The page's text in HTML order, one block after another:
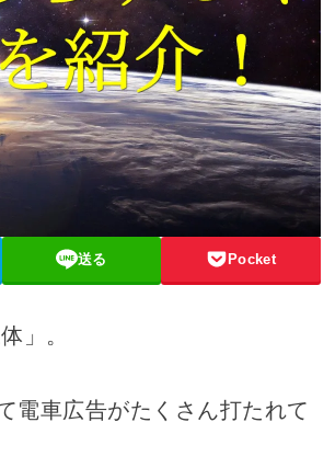
送る Pocket
」。
電車広告がたくさん打たれて